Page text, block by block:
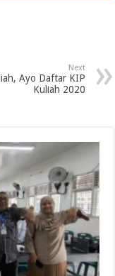
Next
Ayo Daftar KIP
Kuliah 2020